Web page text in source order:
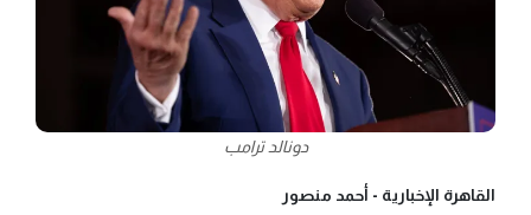
دونالد ترامب
القاهرة الإخبارية - أحمد منصور